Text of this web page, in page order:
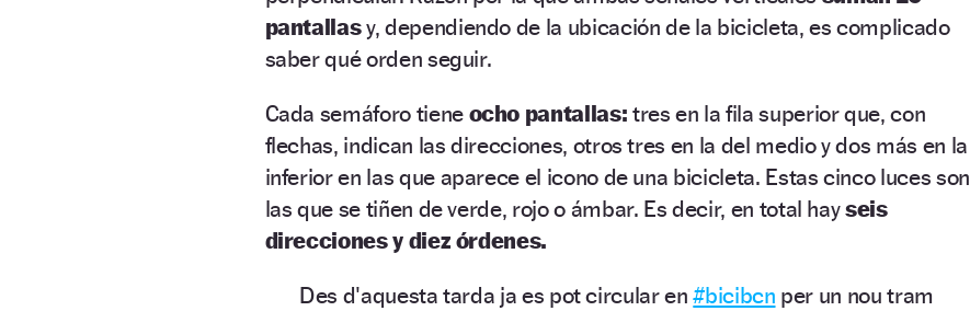
pantallasy, dependiendo de la ubicación de la bicicleta, es complicado
saber qué orden seguir.
Cada semáforo tieneocho pantallas: tres en la fila superior que, con
flechas, indican las direcciones, otros tres en la del medio y dos más en la
inferior en las que aparece el icono de una bicicleta. Estas cinco luces son
las que se tiñen de verde, rojo o ámbar. Es decir, en total hayseis
direcciones y diez órdenes.
Des d'aquesta tarda ja es pot circular en#bicibcn per un nou tram